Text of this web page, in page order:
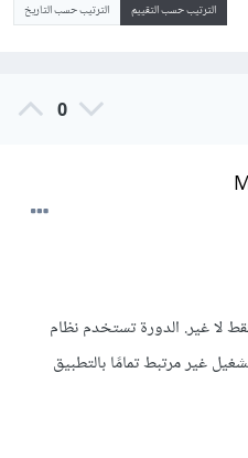
الترتيب حسب التقييم الترتيب حسب التاريخ
0
لا غير. الدورة تستخدم نظام
غير مرتبط تمامًا بالتطبيق